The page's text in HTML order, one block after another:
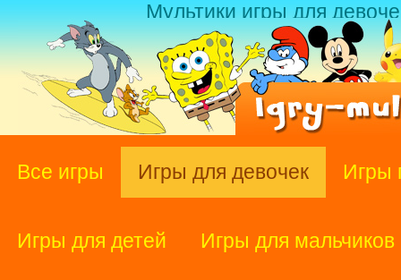
Мультики игры для
Все игры Игры для девочек Игры
Игры для детей Игры для мальчиков